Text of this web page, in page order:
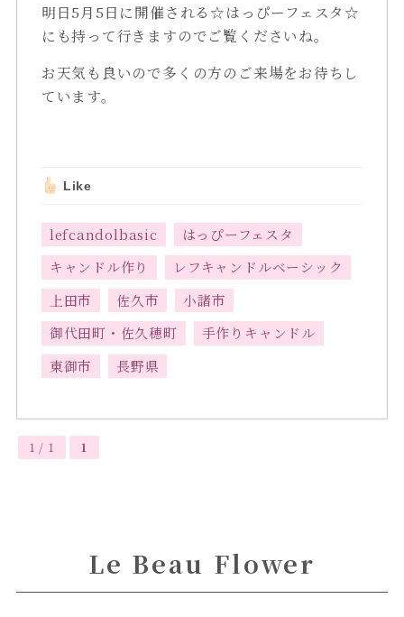
明日5月5日に開催される☆はっぴーフェスタ☆
にも持って行きますのでご覧くださいね。
お天気も良いので多くの方のご来場をお待ちし
ています。
Like
lefcandolbasic
はっぴーフェスタ
キャンドル作り
レフキャンドルベーシック
上田市
佐久市
小諸市
御代田町・佐久穂町
手作りキャンドル
東御市
長野県
1 / 1 1
Le Beau Flower